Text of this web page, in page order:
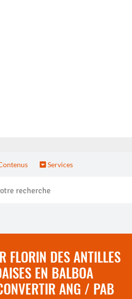
Services
FLORIN DES ANTILLES
EN BALBOA
ANG / PAB